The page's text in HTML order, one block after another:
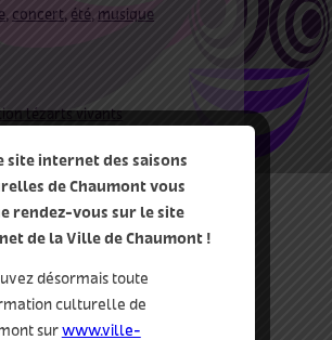
concert, été musique
lézarts vivants
site internet des saisons
de Chaumont vous
rendez-vous sur le site
de la Ville de Chaumont !
désormais toute
culturelle de
surwww.ville-